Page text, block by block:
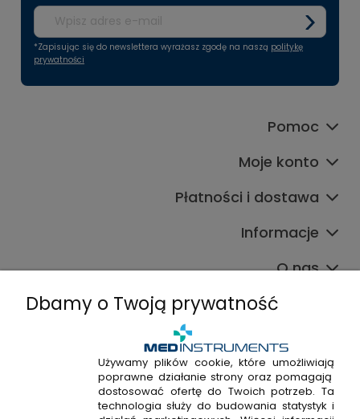
*Zapisując się do newslettera wyrażasz zgodę na naszą politykę
prywatności
Pomoc
Moje konto
Płatności i dostawa
Informacje
O nas
+48 720 915 338
+48 22 298 53 38
Dbamy o Twoją prywatność
Używamy plików cookie, które umożliwiają
poprawne działanie strony oraz pomagają
dostosować ofertę do Twoich potrzeb. Ta
technologia służy do budowania statystyk i